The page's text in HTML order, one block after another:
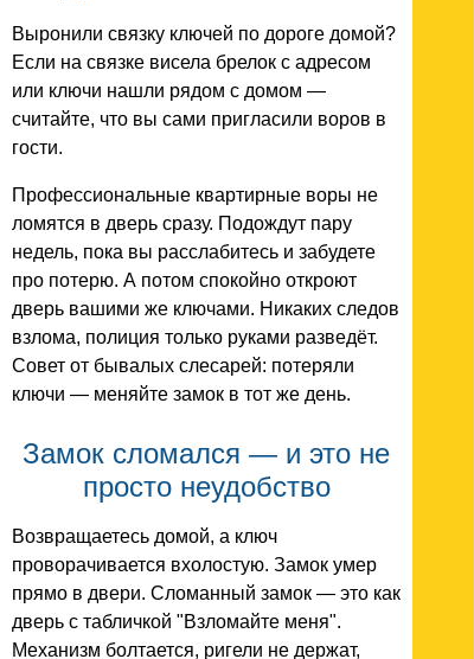
Выронили связку ключей по дороге домой?
Если на связке висела брелок с адресом
или ключи нашли рядом с домом —
считайте, что вы сами пригласили воров в
гости.
Профессиональные квартирные воры не
ломятся в дверь сразу. Подождут пару
недель, пока вы расслабитесь и забудете
про потерю. А потом спокойно откроют
дверь вашими же ключами. Никаких следов
взлома, полиция только руками разведёт.
Совет от бывалых слесарей: потеряли
ключи — меняйте замок в тот же день.
Замок сломался — и это не
просто неудобство
Возвращаетесь домой, а ключ
проворачивается вхолостую. Замок умер
прямо в двери. Сломанный замок — это как
дверь с табличкой "Взломайте меня".
Механизм болтается, ригели не держат,